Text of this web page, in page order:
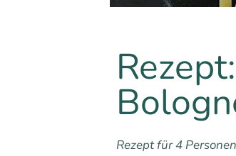
Rezept für 4 Personen